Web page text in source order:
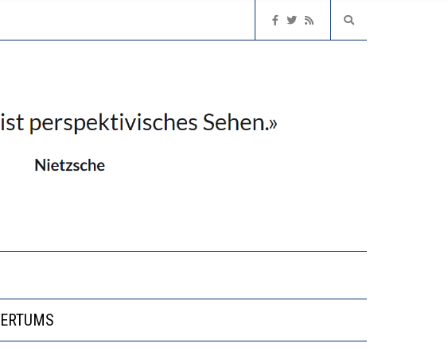
VERRINGERT DAS INNOVATIONSPOTENZIAL
“VIEL ZU VIELE SCHÜLER, DIE GEMESSEN AN IHREN FÄHIGKEITEN GAR NICHT ANS GYMNASIUM GEHÖREN”